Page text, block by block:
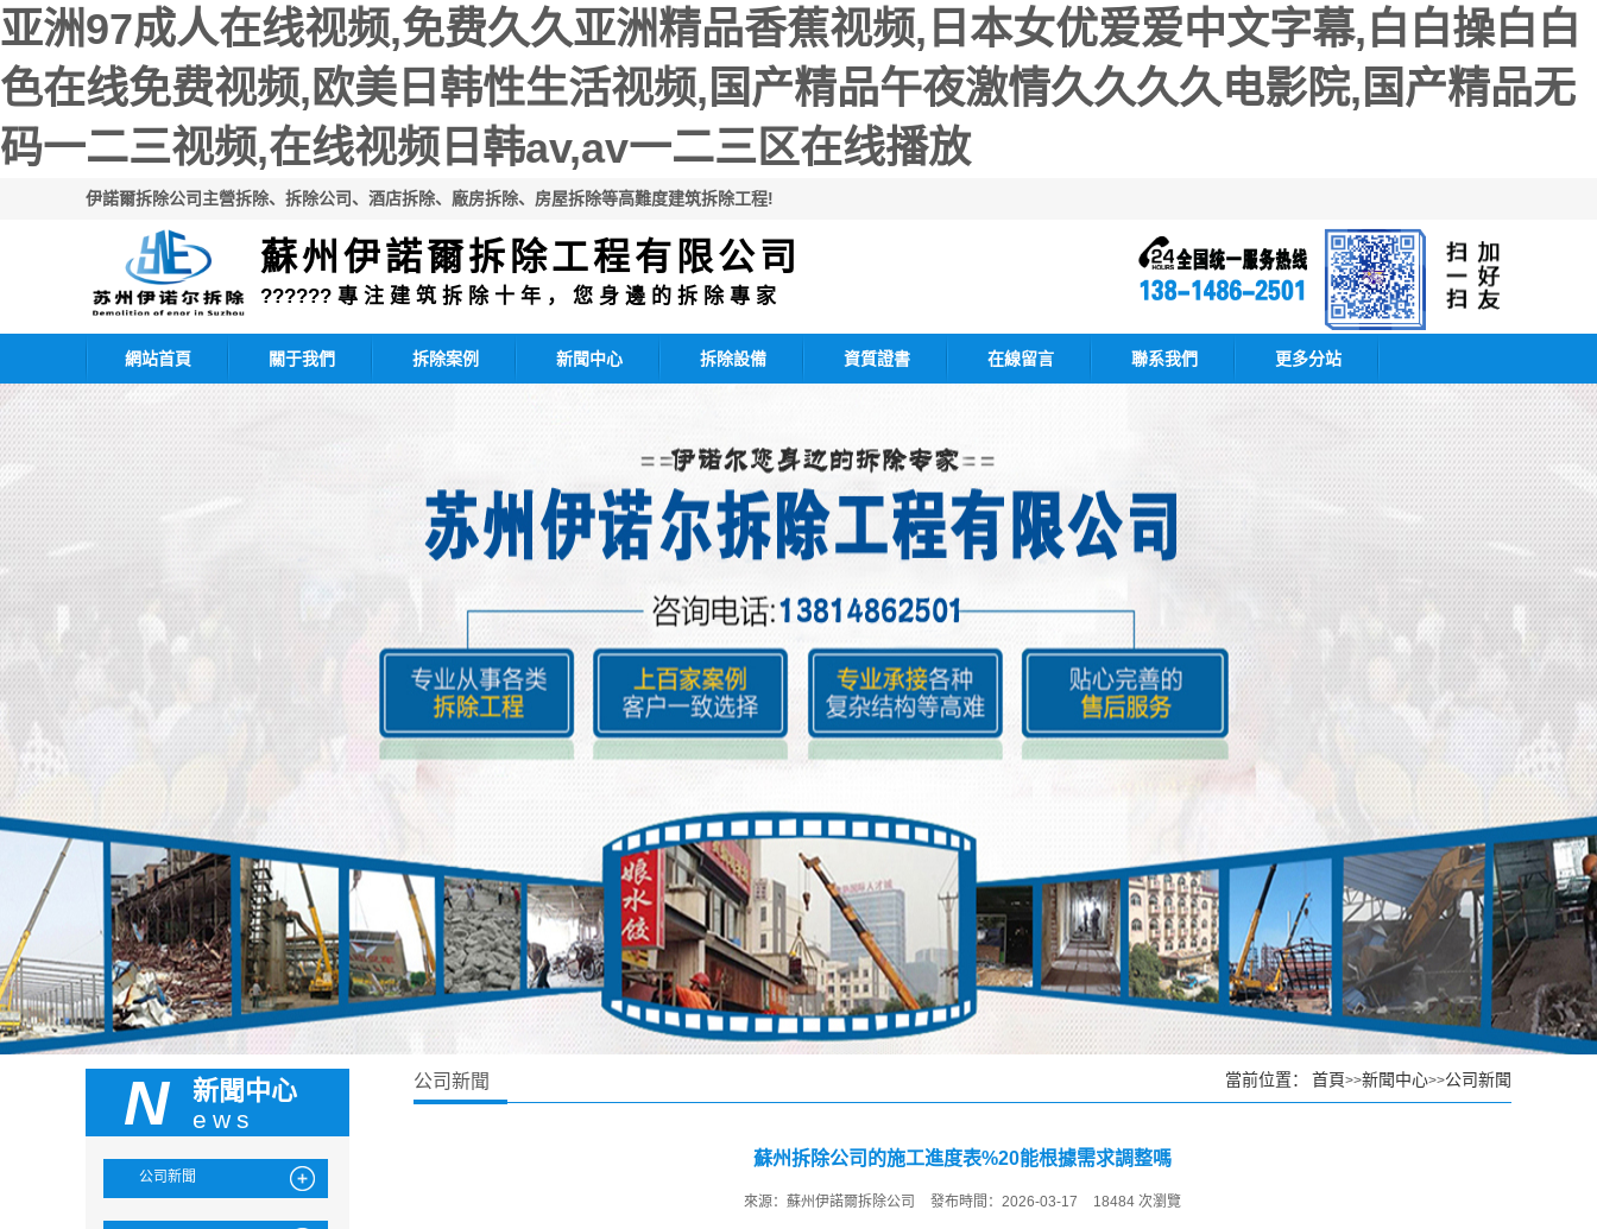
亚洲97成人在线视频,免费久久亚洲精品香蕉视频,日本女优爱爱中文字幕,白白操白白
色在线免费视频,欧美日韩性生活视频,国产精品午夜激情久久久久电影院,国产精品无
码一二三视频,在线视频日韩av,av一二三区在线播放
伊諾爾拆除公司主營拆除、拆除公司、酒店拆除、廠房拆除、房屋拆除等高難度建筑拆除工程!
蘇州伊諾爾拆除工程有限公司
?????? 專 注 建 筑 拆 除 十 年 ， 您 身 邊 的 拆 除 專 家
網站首頁 關于我們 拆除案例 新聞中心 拆除設備 資質證書 在線留言 聯系我們 更多分站
N 新聞中心
ews
公司新聞
公司新聞 當前位置： 首頁>>新聞中心>>公司新聞
蘇州拆除公司的施工進度表%20能根據需求調整嗎
來源： 蘇州伊諾爾拆除公司 發布時間：2026-03-17 18484 次瀏覽